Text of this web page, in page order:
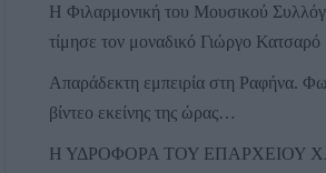
Η Φιλαρμονική του Μουσικού
τίμησε τον μοναδικό Γιώργο Κατσαρό
Απαράδεκτη εμπειρία στη Ραφήνα.
βίντεο εκείνης της ώρας…
Η ΥΔΡΟΦΟΡΑ ΤΟΥ ΕΠΑΡΧΕΙΟΥ